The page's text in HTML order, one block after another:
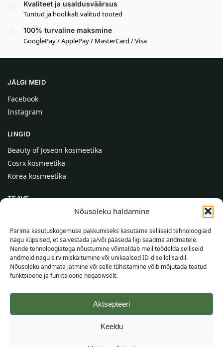
Nõusoleku haldamine
Parima kasutuskogemuse pakkumiseks kasutame selliseid tehnoloogiaid
nagu küpsised, et salvestada ja/või pääseda ligi seadme andmetele.
Nende tehnoloogiatega nõustumine võimaldab meil töödelda selliseid
andmeid nagu sirvimiskäitumine või unikaalsed ID-d sellel saidil.
Nõusoleku andmata jätmine või selle tühistamine võib mõjutada teatud
funktsioone ja funktsioone negatiivselt.
Aktsepteeri
Keeldu
Kvaliteet ja usaldusväärsus
Tuntud ja hoolikalt valitud tooted
100% turvaline maksmine
GooglePay / ApplePay / MasterCard / Visa
JÄLGI MEID
Facebook
Instagram
LINGID
Beauty of Joseon kosmeetika
Cosrx kosmeetika
Korea kosmeetika
TEAVE
Kontaktid
Abi
TEAVE OSTJALE
Tarnetingimused
Tingimused
Veebikaart